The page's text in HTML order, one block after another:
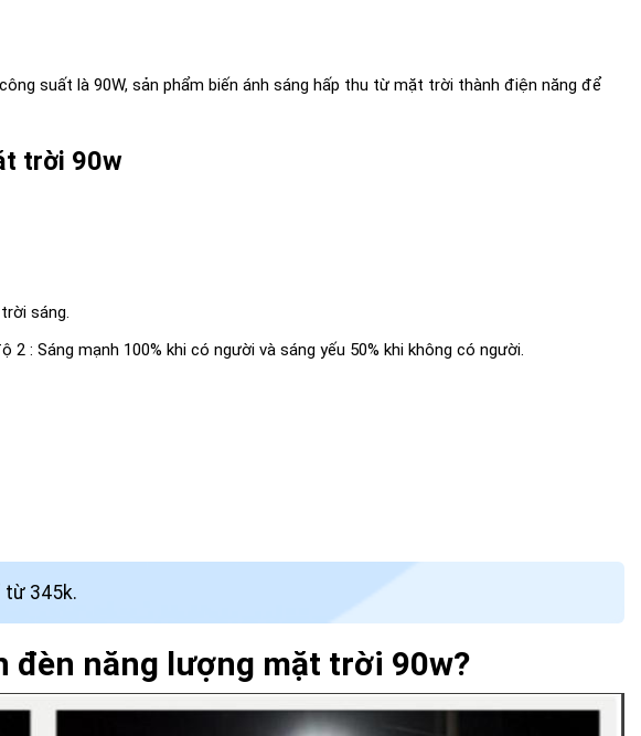
suất là 90W, sản phẩm biến ánh sáng hấp thu từ mặt trời thành điện năng để
trời 90w
sáng.
: Sáng mạnh 100% khi có người và sáng yếu 50% khi không có người.
từ 345k.
đèn năng lượng mặt trời 90w?